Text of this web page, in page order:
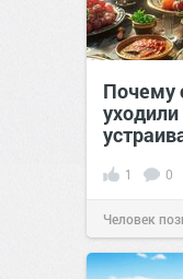
Почему
1 0
Человек